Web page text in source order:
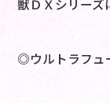
獣ＤＸシリーズ
◎ウルトラフュ